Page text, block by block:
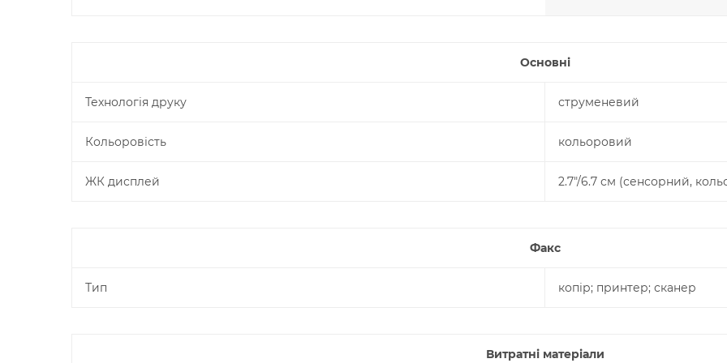
Основні
Технологія друку струменевий
Кольоровість кольоровий
ЖК дисплей 2.7"/6.7 см (сенсорний,
Факс
Тип копір; принтер; сканер
Витратні матеріали